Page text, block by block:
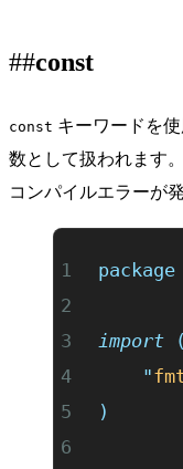
const
const キーワードを
数として扱われます
コンパイルエラーが
package
import (
	"
)